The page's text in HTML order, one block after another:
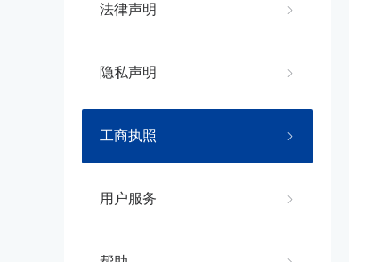
法律声明
隐私声明
工商执照
用户服务